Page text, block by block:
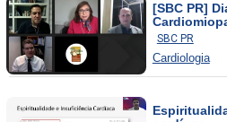
[SBC PR]
Exames de
que há de
SBC PR
Cardiologia